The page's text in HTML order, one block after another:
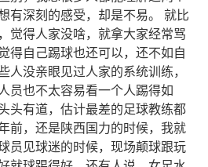
有深刻的感受，却是不易。 就比
觉得人家没啥，就拿大家经常骂
得自己踢球也还可以，还不如自
人没亲眼见过人家的系统训练，
员也不太容易看一个人踢得如
头有道，估计最差的足球教练都
前，还是陕西国力的时候，我就
员见球迷的时候，现场颠球跟玩